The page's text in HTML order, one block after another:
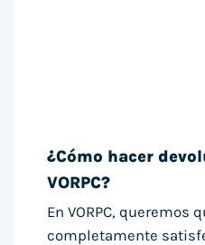
¿Cómo hacer
VORPC?
En VORPC, queremos
completamente